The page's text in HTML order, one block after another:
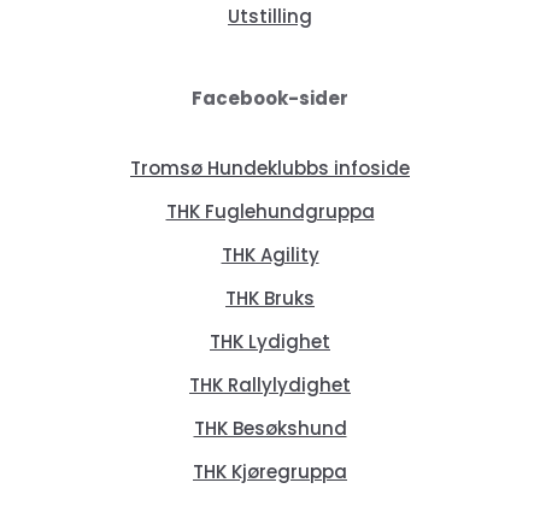
Utstilling
Facebook-sider
Tromsø Hundeklubbs infoside
THK Fuglehundgruppa
THK Agility
THK Bruks
THK Lydighet
THK Rallylydighet
THK Besøkshund
THK Kjøregruppa